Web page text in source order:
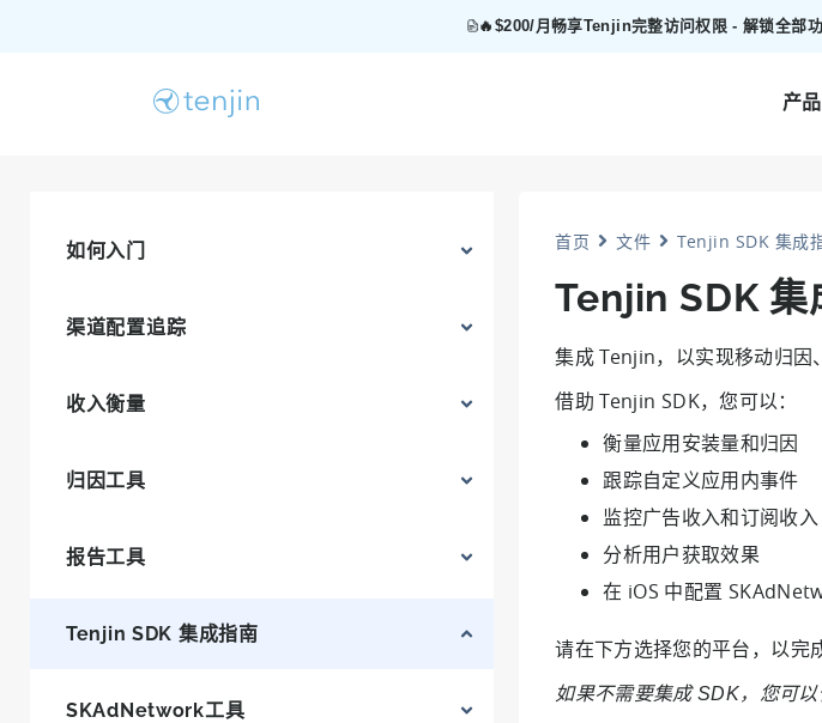
🔥$200/月畅享Tenjin完整访问权限 - 解锁全部
产
如何入门
渠道配置追踪
收入衡量
归因工具
报告工具
Tenjin SDK 集成指南
SKAdNetwork工具
首页 文件 Tenjin SDK 集成
Tenjin SDK 集
集成 Tenjin，以实现移动归因
借助 Tenjin SDK，您可以：
衡量应用安装量和归因
跟踪自定义应用内事件
监控广告收入和订阅收入
分析用户获取效果
在 iOS 中配置
请在下方选择您的平台，以
如果不需要集成 SDK，您可